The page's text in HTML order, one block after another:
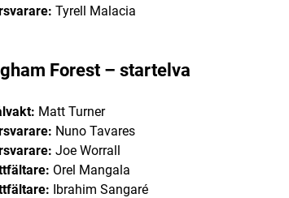
Tyrell Malacia
Forest – startelva
Matt Turner
Nuno Tavares
Joe Worrall
Orel Mangala
Ibrahim Sangaré